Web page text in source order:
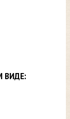
ВИДЕ: